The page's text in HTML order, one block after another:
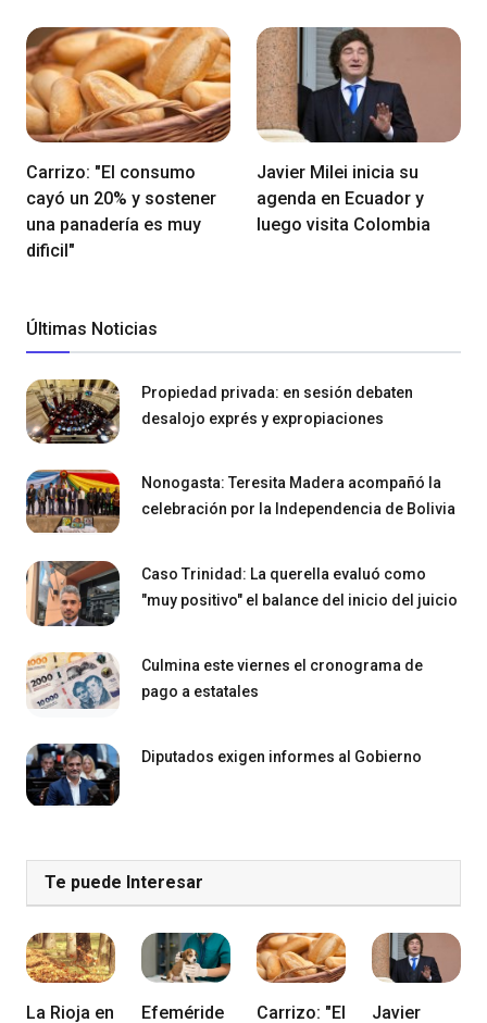
Carrizo: "El consumo
cayó un 20% y sostener
una panadería es muy
dificil"
Javier Milei inicia su
agenda en Ecuador y
luego visita Colombia
Últimas Noticias
Propiedad privada: en sesión debaten
desalojo exprés y expropiaciones
Nonogasta: Teresita Madera acompañó la
celebración por la Independencia de Bolivia
Caso Trinidad: La querella evaluó como
"muy positivo" el balance del inicio del juicio
Culmina este viernes el cronograma de
pago a estatales
Diputados exigen informes al Gobierno
Te puede Interesar
La Rioja en Efeméride Carrizo: "El Javier